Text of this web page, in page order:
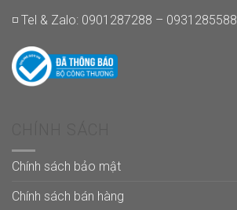
◽ Tel & Zalo: 0901287288 – 0931285588
Chính sách bảo mật
Chính sách bán hàng